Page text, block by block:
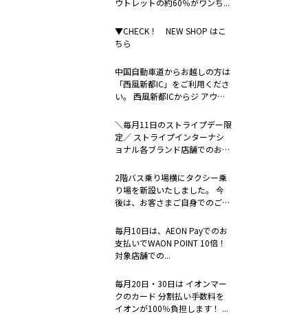
ウトレットの約60％がワンち...
▼CHECK！ NEW SHOP はこ
ちら
中国自動車道からお越しの方は
「西風新都IC」をご利用くださ
い。 西風新都ICからジ アウト
＼毎月11日のストライプデー限
定／ ストライプインターナシ
ョナル各ブランド店舗でのお支
2階バス乗り場横にタクシー乗
り場を新設いたしました。 今
後は、お客さまご自身でのご連
毎月10日は、AEON Payでのお
支払いでWAON POINT 10倍！
対象店舗での...
毎月20日・30日は イオンマー
クのカード 分割払い手数料を
イオンが100％負担します！ ...